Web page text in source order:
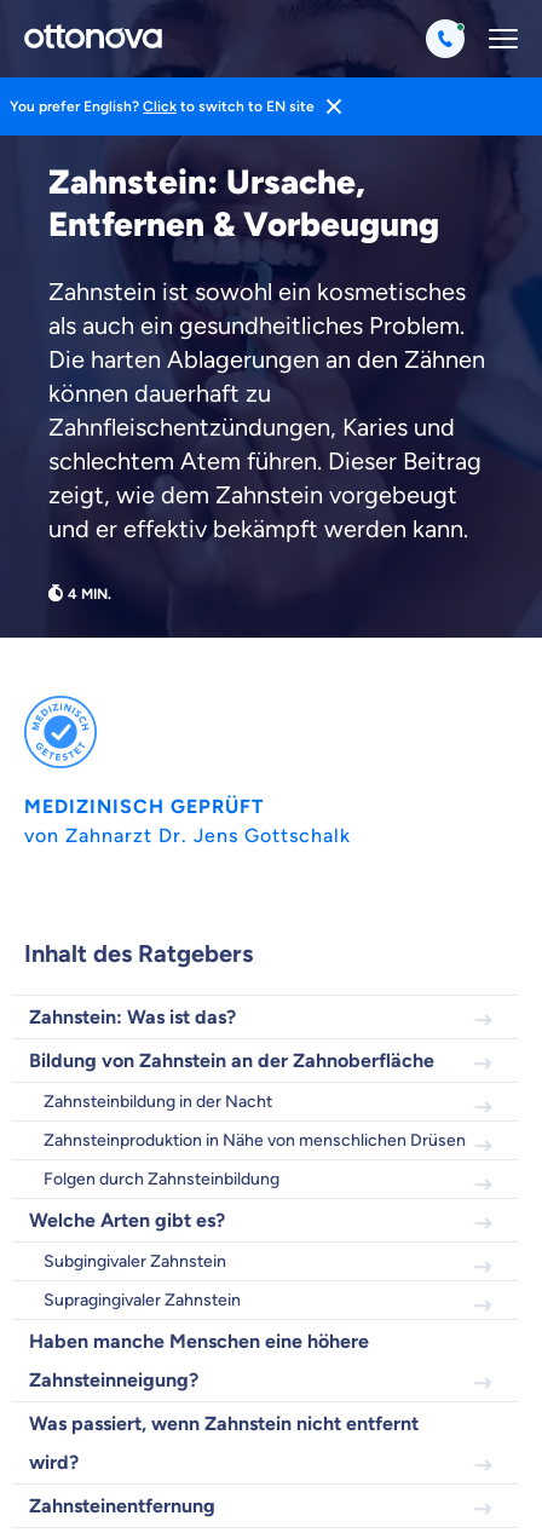
You prefer English? Click to switch to EN site
Gesund Leben
Zahnstein: Ursache,
Entfernen & Vorbeugung
Zahnstein ist sowohl ein kosmetisches
als auch ein gesundheitliches Problem.
Die harten Ablagerungen an den Zähnen
können dauerhaft zu
Zahnfleischentzündungen, Karies und
schlechtem Atem führen. Dieser Beitrag
zeigt, wie dem Zahnstein vorgebeugt
und er effektiv bekämpft werden kann.
MEDIZINISCH GEPRÜFT
von Zahnarzt Dr. Jens Gottschalk
Inhalt des Ratgebers
Zahnstein: Was ist das?
Bildung von Zahnstein an der Zahnoberfläche
Zahnsteinbildung in der Nacht
Zahnsteinproduktion in Nähe von menschlichen Drüsen
Folgen durch Zahnsteinbildung
Welche Arten gibt es?
Subgingivaler Zahnstein
Supragingivaler Zahnstein
Haben manche Menschen eine höhere
Zahnsteinneigung?
Was passiert, wenn Zahnstein nicht entfernt
wird?
Zahnsteinentfernung
Wir möchten, dass du dich aus Überzeugung für
uns entscheidest.
Vergleich mit anderen Tarifen am Markt
Wir helfen dir dabei Unterschiede in
Versicherungen zu verstehen
Wozu dürfen wir dich beraten?
Versicherungsprodukt wählen
Krankenvoll
Versicherung
Beamten
Versicherung